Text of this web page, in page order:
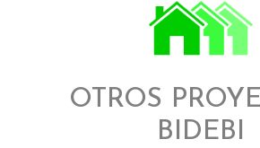
OTROS
BIDEBI